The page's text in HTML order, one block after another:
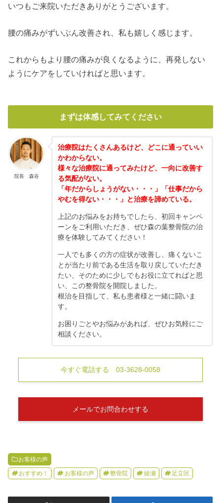
いつもご来院いただきありがとうございます。
腰の痛みがずいぶん改善され、私も嬉しく感じます。
これからもより腰の痛みが良くなるように、再発しない
ようにケアをしていければと思います。
まずは体感してみてください
院長 森谷
治療院はたくさんあるけど、どこに通っていい
かわからない。
様々な治療院に通ってみたけど、一向に改善す
る気配がない。
「年だからしょうがない・・・」「仕事だから
やむを得ない・・・」と治療を諦めている。
上記のお悩みをお持ちでしたら、初回キャンペ
ーンをご利用いただき、ぜひ森の葉整骨院の治
療を体験してみてください！
一人でも多くの方の症状が改善し、痛くないこ
とが当たり前である生活を取り戻していただき
たい、そのために少しでもお役に立てればと思
い、この整骨院を開院しました。
根治を目指して、私も患者様と一緒に闘いま
す。
お困りごとやお悩みがあれば、ぜひお気軽にご
相談ください。
今すぐ電話する 03-3628-0058
メールでお問合わせする
お客様の声
おすすめ！ お客様の声 整骨院 綾瀬 足立区